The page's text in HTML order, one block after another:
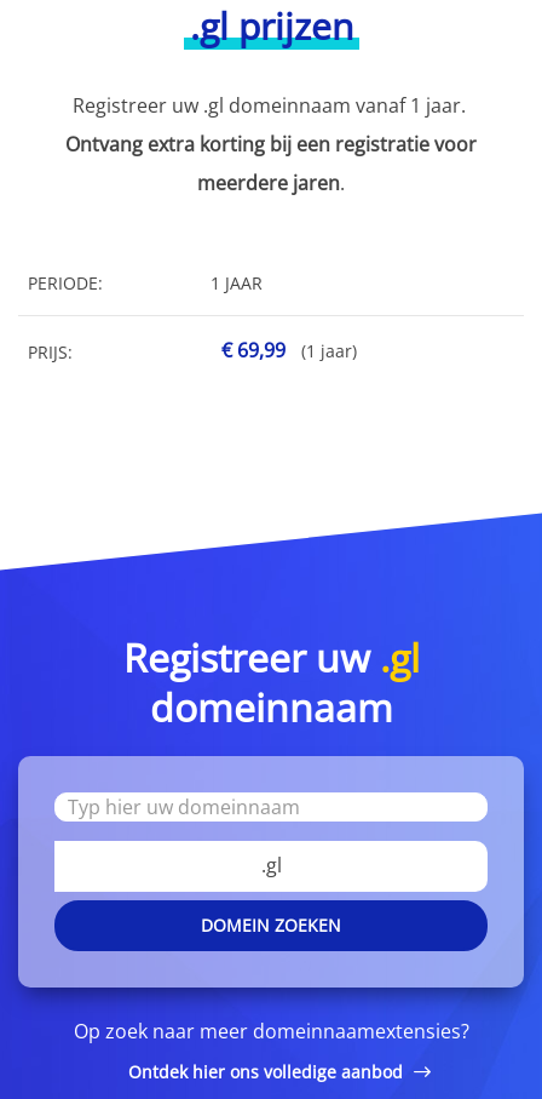
.gl prijzen
Registreer uw .gl domeinnaam vanaf 1 jaar.
Ontvang extra korting bij een registratie voor
meerdere jaren.
PERIODE: 1 JAAR
PRIJS: € 69,99 (1 jaar)
Registreer uw .gl
domeinnaam
.gl
DOMEIN ZOEKEN
Op zoek naar meer domeinnaamextensies?
Ontdek hier ons volledige aanbod